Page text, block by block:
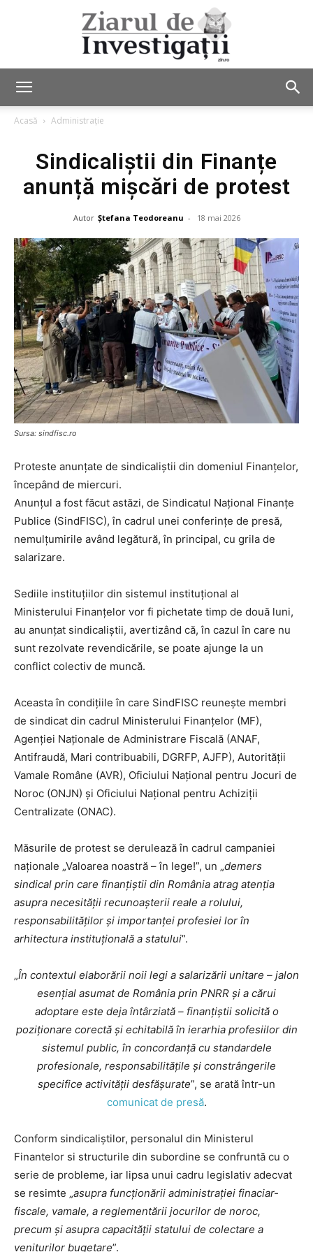
de
Investigații
Acasă Administrație
Sindicaliștii din Finanțe
anunță mișcări de protest
Autor Ștefana Teodoreanu - 18 mai 2026
Sursa: sindfisc.ro
Proteste anunțate de sindicaliștii din domeniul Finanțelor,
începând de miercuri.
Anunțul a fost făcut astăzi, de Sindicatul Național Finanțe
Publice (SindFISC), în cadrul unei conferințe de presă,
nemulțumirile având legătură, în principal, cu grila de
salarizare.
Sediile instituțiilor din sistemul instituțional al
Ministerului Finanțelor vor fi pichetate timp de două luni,
au anunțat sindicaliștii, avertizând că, în cazul în care nu
sunt rezolvate revendicările, se poate ajunge la un
conflict colectiv de muncă.
Aceasta în condițiile în care SindFISC reunește membri
de sindicat din cadrul Ministerului Finanțelor (MF),
Agenției Naționale de Administrare Fiscală (ANAF,
Antifraudă, Mari contribuabili, DGRFP, AJFP), Autorității
Vamale Române (AVR), Oficiului Național pentru Jocuri de
Noroc (ONJN) și Oficiului Național pentru Achiziții
Centralizate (ONAC).
Măsurile de protest se derulează în cadrul campaniei
naționale „Valoarea noastră – în lege!”, un „demers
sindical prin care finanțiștii din România atrag atenția
asupra necesității recunoașterii reale a rolului,
responsabilităților și importanței profesiei lor în
arhitectura instituțională a statului”.
„În contextul elaborării noii legi a salarizării unitare – jalon
esențial asumat de România prin PNRR și a cărui
adoptare este deja întârziată – finanțiștii solicită o
poziționare corectă și echitabilă în ierarhia profesiilor din
sistemul public, în concordanță cu standardele
profesionale, responsabilitățile și constrângerile
specifice activității desfășurate”, se arată într-un
comunicat de presă.
Conform sindicaliștilor, personalul din Ministerul
Finantelor si structurile din subordine se confruntă cu o
serie de probleme, iar lipsa unui cadru legislativ adecvat
se resimte „asupra funcționării administrației finaciar-
fiscale, vamale, a reglementării jocurilor de noroc,
precum și asupra capacității statului de colectare a
veniturilor bugetare”.